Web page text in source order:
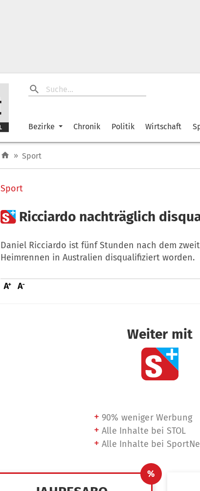
Bezirke Chronik Politik Wirtschaft
» Sport
Sport
 Ricciardo nachträglich
Daniel Ricciardo ist fünf Stunden nach dem
Heimrennen in Australien disqualifiziert worden.